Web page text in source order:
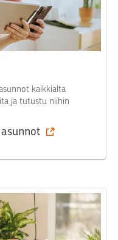
kaikkialta
ja tutustu niihin